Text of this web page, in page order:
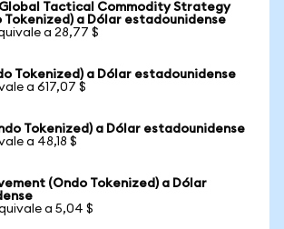
Tactical Commodity Strategy
Tokenized) a Dólar estadounidense
a 28,77 $
Tokenized) a Dólar estadounidense
a 617,07 $
Tokenized) a Dólar estadounidense
a 48,18 $
(Ondo Tokenized) a Dólar
a 5,04 $